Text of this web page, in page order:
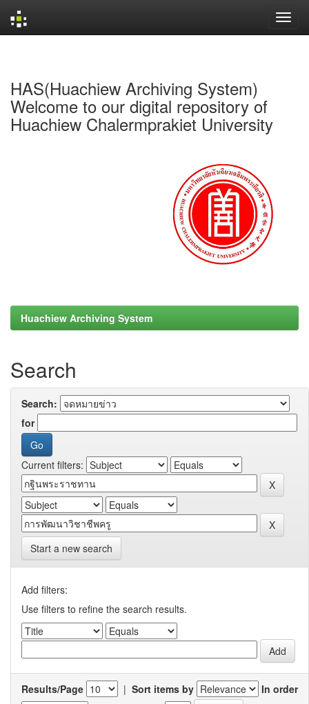
HAS(Huachiew Archiving System)
Welcome to our digital repository of
Huachiew Chalermprakiet University
Huachiew Archiving System
Search
Search:
for
Current filters:
Start a new search
Add filters:
Use filters to refine the search results.
Results/Page | Sort items by
In order